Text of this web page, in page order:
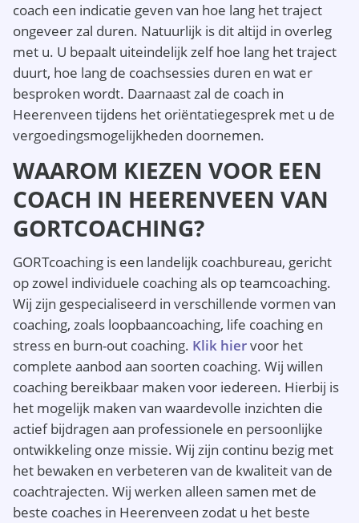
coach een indicatie geven van hoe lang het traject
ongeveer zal duren. Natuurlijk is dit altijd in overleg
met u. U bepaalt uiteindelijk zelf hoe lang het traject
duurt, hoe lang de coachsessies duren en wat er
besproken wordt. Daarnaast zal de coach in
Heerenveen tijdens het oriëntatiegesprek met u de
vergoedingsmogelijkheden doornemen.
WAAROM KIEZEN VOOR EEN
COACH IN HEERENVEEN VAN
GORTCOACHING?
GORTcoaching is een landelijk coachbureau, gericht
op zowel individuele coaching als op teamcoaching.
Wij zijn gespecialiseerd in verschillende vormen van
coaching, zoals loopbaancoaching, life coaching en
stress en burn-out coaching. Klik hiervoor het
complete aanbod aan soorten coaching. Wij willen
coaching bereikbaar maken voor iedereen. Hierbij is
het mogelijk maken van waardevolle inzichten die
actief bijdragen aan professionele en persoonlijke
ontwikkeling onze missie. Wij zijn continu bezig met
het bewaken en verbeteren van de kwaliteit van de
coachtrajecten. Wij werken alleen samen met de
beste coaches in Heerenveen zodat u het beste